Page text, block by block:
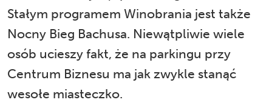
Stałym programem Winobrania jest także
Nocny Bieg Bachusa. Niewątpliwie wiele
osób ucieszy fakt, że na parkingu przy
Centrum Biznesu ma jak zwykle stanąć
wesołe miasteczko.